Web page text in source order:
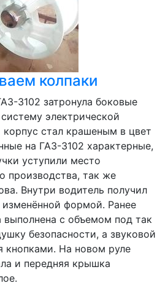
колпаки
3102 затронула боковые
электрической
корпус стал крашеным в цвет
на ГАЗ-3102 характерные,
уступили место
производства, так же
Внутри водитель получил
изменённой формой. Ранее
выполнена с объемом под так
безопасности, а звуковой
кнопками. На новом руле
и передняя крышка